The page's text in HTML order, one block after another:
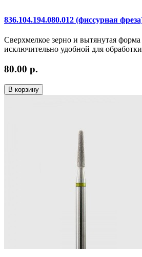
836.104.194.080.012 (фиссурная
Сверхмелкое зерно и вытянутая форма
исключительно удобной для
80.00 р.
В корзину